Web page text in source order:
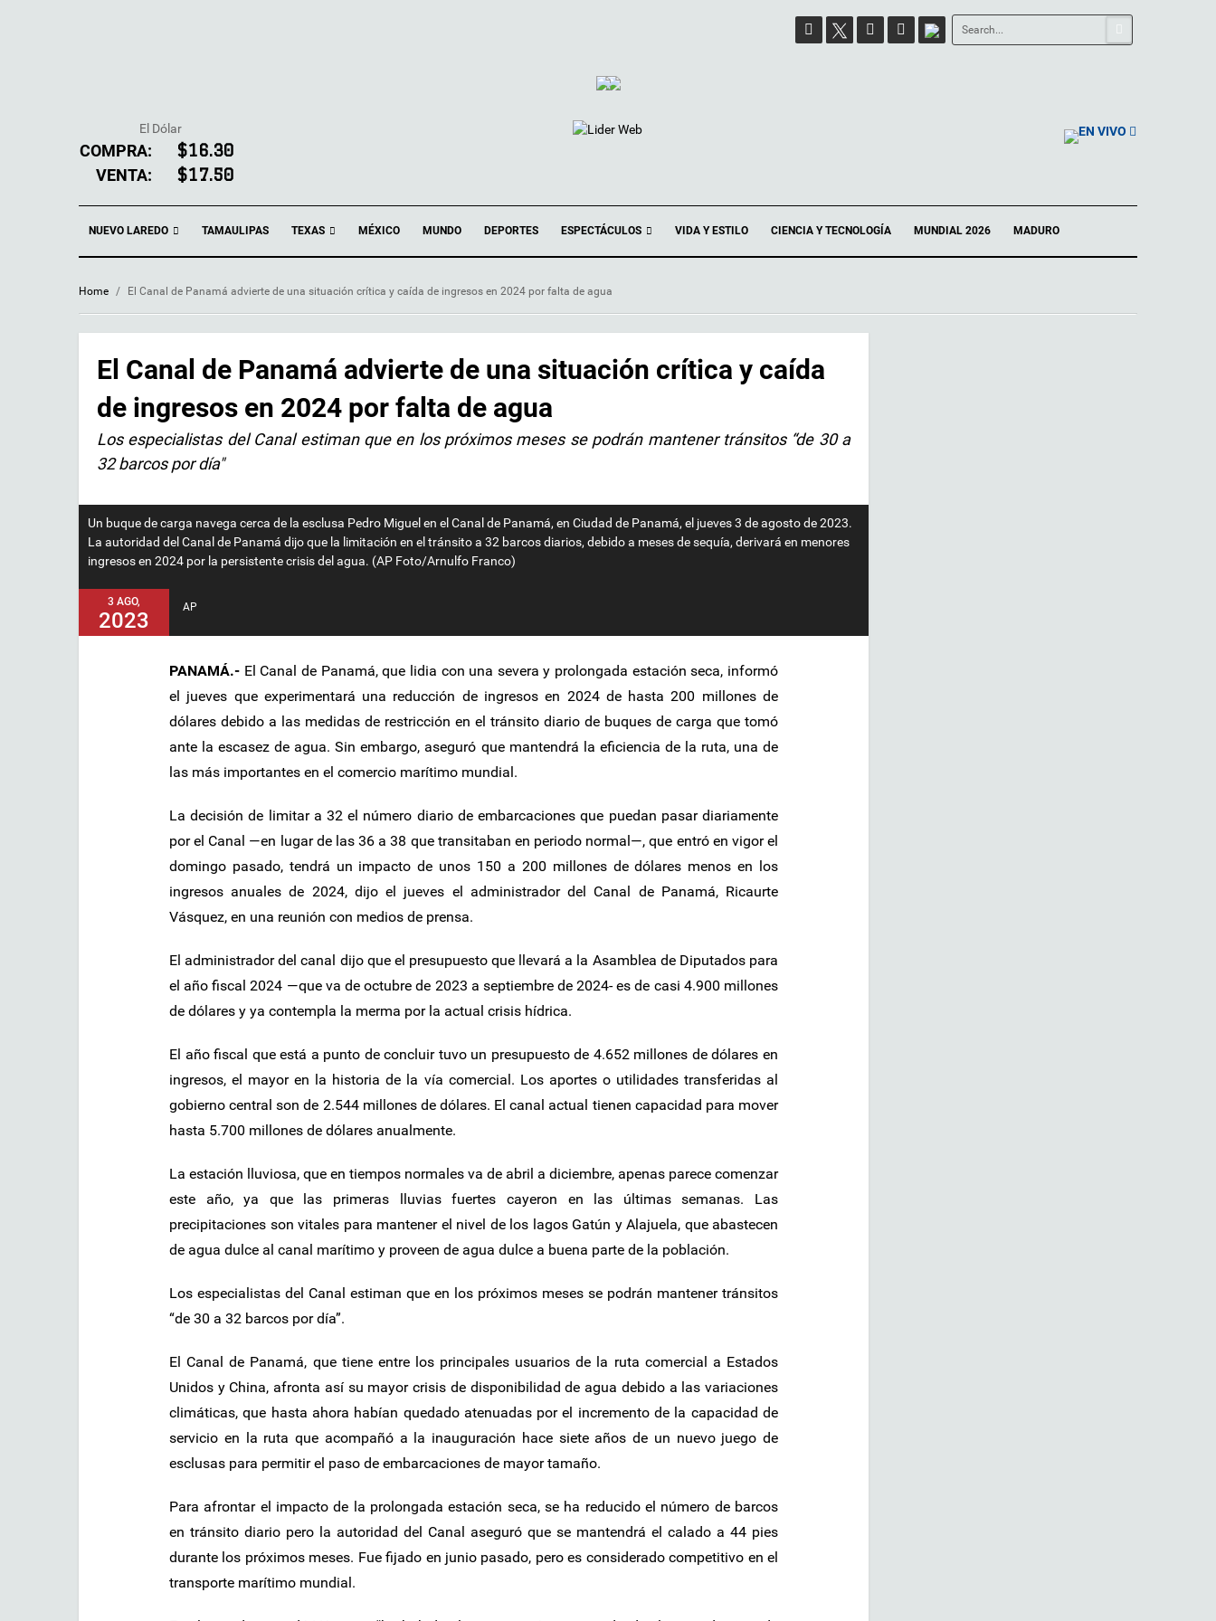
El Dólar
COMPRA: $16.30
VENTA: $17.50
EN VIVO
NUEVO LAREDO TAMAULIPAS TEXAS MÉXICO MUNDO DEPORTES ESPECTÁCULOS VIDA Y ESTILO CIENCIA Y TECNOLOGÍA MUNDIAL 2026 MADURO
Home / El Canal de Panamá advierte de una situación crítica y caída de ingresos en 2024 por falta de agua
El Canal de Panamá advierte de una situación crítica y caída
de ingresos en 2024 por falta de agua
Los especialistas del Canal estiman que en los próximos meses se podrán mantener tránsitos “de 30 a
32 barcos por día"
Un buque de carga navega cerca de la esclusa Pedro Miguel en el Canal de Panamá, en Ciudad de Panamá, el jueves 3 de agosto de 2023.
La autoridad del Canal de Panamá dijo que la limitación en el tránsito a 32 barcos diarios, debido a meses de sequía, derivará en menores
ingresos en 2024 por la persistente crisis del agua. (AP Foto/Arnulfo Franco)
3 AGO,
2023
AP
PANAMÁ.- El Canal de Panamá, que lidia con una severa y prolongada estación seca, informó
el jueves que experimentará una reducción de ingresos en 2024 de hasta 200 millones de
dólares debido a las medidas de restricción en el tránsito diario de buques de carga que tomó
ante la escasez de agua. Sin embargo, aseguró que mantendrá la eficiencia de la ruta, una de
las más importantes en el comercio marítimo mundial.
La decisión de limitar a 32 el número diario de embarcaciones que puedan pasar diariamente
por el Canal —en lugar de las 36 a 38 que transitaban en periodo normal—, que entró en vigor el
domingo pasado, tendrá un impacto de unos 150 a 200 millones de dólares menos en los
ingresos anuales de 2024, dijo el jueves el administrador del Canal de Panamá, Ricaurte
Vásquez, en una reunión con medios de prensa.
El administrador del canal dijo que el presupuesto que llevará a la Asamblea de Diputados para
el año fiscal 2024 —que va de octubre de 2023 a septiembre de 2024- es de casi 4.900 millones
de dólares y ya contempla la merma por la actual crisis hídrica.
El año fiscal que está a punto de concluir tuvo un presupuesto de 4.652 millones de dólares en
ingresos, el mayor en la historia de la vía comercial. Los aportes o utilidades transferidas al
gobierno central son de 2.544 millones de dólares. El canal actual tienen capacidad para mover
hasta 5.700 millones de dólares anualmente.
La estación lluviosa, que en tiempos normales va de abril a diciembre, apenas parece comenzar
este año, ya que las primeras lluvias fuertes cayeron en las últimas semanas. Las
precipitaciones son vitales para mantener el nivel de los lagos Gatún y Alajuela, que abastecen
de agua dulce al canal marítimo y proveen de agua dulce a buena parte de la población.
Los especialistas del Canal estiman que en los próximos meses se podrán mantener tránsitos
“de 30 a 32 barcos por día”.
El Canal de Panamá, que tiene entre los principales usuarios de la ruta comercial a Estados
Unidos y China, afronta así su mayor crisis de disponibilidad de agua debido a las variaciones
climáticas, que hasta ahora habían quedado atenuadas por el incremento de la capacidad de
servicio en la ruta que acompañó a la inauguración hace siete años de un nuevo juego de
esclusas para permitir el paso de embarcaciones de mayor tamaño.
Para afrontar el impacto de la prolongada estación seca, se ha reducido el número de barcos
en tránsito diario pero la autoridad del Canal aseguró que se mantendrá el calado a 44 pies
durante los próximos meses. Fue fijado en junio pasado, pero es considerado competitivo en el
transporte marítimo mundial.